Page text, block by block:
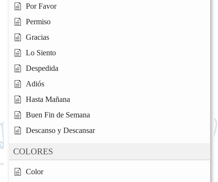
Por Favor
Permiso
Gracias
Lo Siento
Despedida
Adiós
Hasta Mañana
Buen Fin de Semana
Descanso y Descansar
COLORES
Color